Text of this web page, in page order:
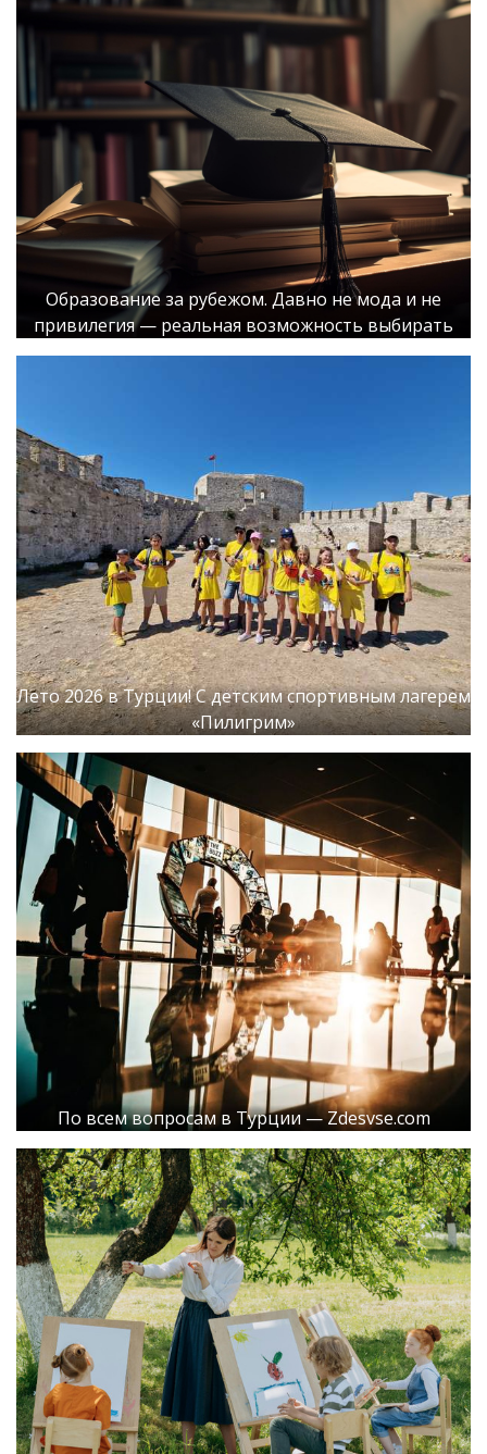
Образование за рубежом. Давно не мода и не
привилегия — реальная возможность выбирать
Лето 2026 в Турции! С детским спортивным лагерем
«Пилигрим»
По всем вопросам в Турции — Zdesvse.com